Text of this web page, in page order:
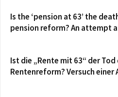
Is the ‘pension at 63’ the
pension reform? An attempt
Ist die „Rente mit 63“ der Tod
Rentenreform? Versuch einer